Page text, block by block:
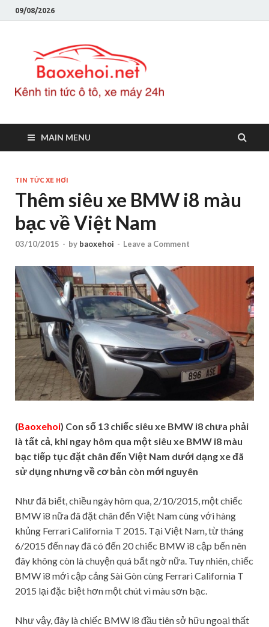
09/08/2026
MAIN MENU
TIN TỨC XE HƠI
Thêm siêu xe BMW i8 màu
bạc về Việt Nam
03/10/2015 - by baoxehoi - Leave a Comment
(Baoxehoi) Con số 13 chiếc siêu xe BMW i8 chưa phải
là tất cả, khi ngay hôm qua một siêu xe BMW i8 màu
bạc tiếp tục đặt chân đến Việt Nam dưới dạng xe đã
sử dụng nhưng về cơ bản còn mới nguyên
Như đã biết, chiều ngày hôm qua, 2/10/2015, một chiếc
BMW i8 nữa đã đặt chân đến Việt Nam cùng với hàng
khủng Ferrari California T 2015. Tại Việt Nam, từ tháng
6/2015 đến nay đã có đến 20 chiếc BMW i8 cập bến nên
đây không còn là chuyện quá bất ngờ nữa. Tuy nhiên, chiếc
BMW i8 mới cập cảng Sài Gòn cùng Ferrari California T
2015 lại đặc biệt hơn một chút vì màu sơn bạc.
Như vậy, đây là chiếc BMW i8 đầu tiên sở hữu ngoại thất